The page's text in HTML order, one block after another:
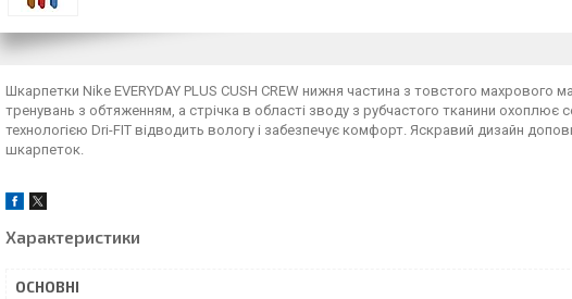
Шкарпетки Nike EVERYDAY PLUS CUSH CREW нижня частина з товстого махрового
тренувань з обтяженням, а стрічка в області зводу з рубчастого тканини охоплює
технологією Dri-FIT відводить вологу і забезпечує комфорт. Яскравий дизайн
шкарпеток.
Характеристики
ОСНОВНІ